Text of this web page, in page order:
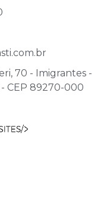
70 - Imigrantes -
CEP 89270-000